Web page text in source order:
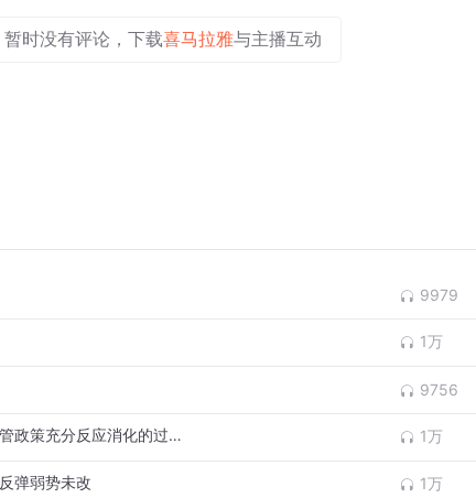
暂时没有评论，下载喜马拉雅与主播互动
9979
1万
9756
A股的下跌是对长期基本面和新监管政策充分反应消化的过程 1万
弹弱势未改 1万